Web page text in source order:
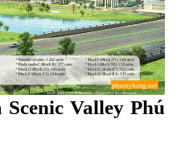
Valley Phú